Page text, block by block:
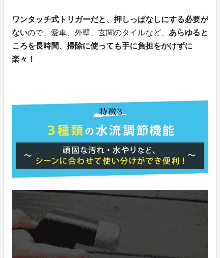
ワンタッチ式トリガーだと、押しっぱなしにする必要が
ないので、愛車、外壁、玄関のタイルなど、 あらゆると
ころを長時間、掃除に使っても手に負担をかけずに
楽々！